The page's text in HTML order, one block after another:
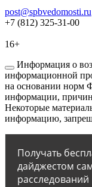
post@spbvedomosti.ru
+7 (812) 325-31-00
16+
Информация о
информационной
на основании норм
информации,
Некоторые
информацию,
Получать
дайджестом
расследований